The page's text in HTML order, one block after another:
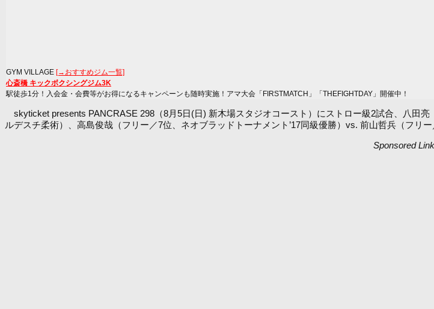
GYM VILLAGE [→おすすめジム一覧]
心斎橋 キックボクシングジム3K
駅徒歩1分！入会金・会費等がお得になるキャンペーンも随時実施！アマ大会「FIRSTMATCH」「THEFIGHTDAY」開催中！
skyticket presents PANCRASE 298（8月5日(日) 新木場スタジオコースト）にストロー級2試合、八田
ルデスチ柔術）、高島俊哉（フリー／7位、ネオブラッドトーナメント’17同級優勝）vs. 前山哲兵（フリー
Sponsored Link